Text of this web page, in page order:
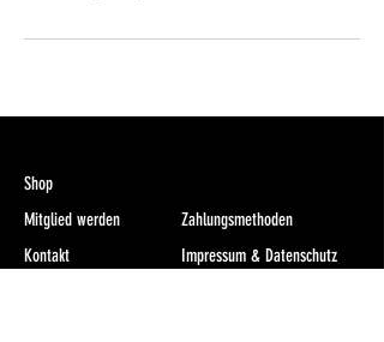
Shop
Mitglied werden
Kontakt
Zahlungsmethoden
Impressum & Datenschutz